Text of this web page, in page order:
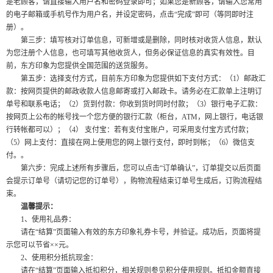
是老顾客，请直接输入用户名和密码登录即可；如果您是新顾客，请输入您常用
的电子邮箱或手机号作为用户名，并设定密码，点击“完成”即可（等同即时注
册）。
第三步：填写核对订单信息，可新增或是删除，同时核对收货人信息，默认
为您注册个人信息，也可填写其他收货人，但务必保证信息的真实有效性。目
前，东方印象为您提供全国范围的送货服务。
第五步：选择支付方式，目前东方印象为您提供如下支付方式：（1）邮政汇
款：按网页提供的邮政收款人信息邮寄或打入邮政卡。请务必在汇款单上注明订
单号和联系电话；（2）货到付款：你收到货时同时付款；（3）银行电子汇款：
按网页上公布的帐号找一个您方便的银行汇款（柜台，ATM，网上银行，电话银
行转帐都可以）；（4） 支付宝：若有支付宝账户，可采用支付宝方式付款；
（5）网上支付：直接在网上使用您的网上银行支付，即时到帐；（6）微信支
付。。
第六步：完成上述所有步骤后，您可以点击“订单确认”，订单提交以后页面
会提示订单号（请切记您的订单号），购物流程结束订单号生成后，订购流程结
束。
温馨提示：
1、使用礼品券：
请在“结算”页面输入有效的东方印象礼券卡号，并验证。成功后，页面将提
示您可以节省××元。
2、使用积分抵抗现金：
请在“结算”页面输入抵扣积分，相关规则参见积分使用规则。抵扣金额直接